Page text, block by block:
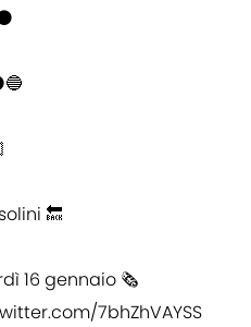
🔙
16 gennaio 🗞️
7bhZhVAYSS